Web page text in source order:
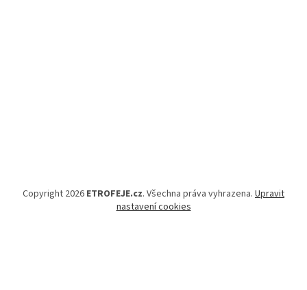
Copyright 2026 ETROFEJE.cz. Všechna práva vyhrazena. Upravit
nastavení cookies